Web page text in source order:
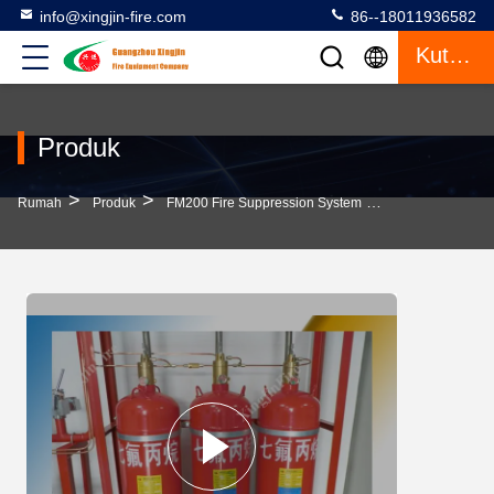
info@xingjin-fire.com 86--18011936582
Kutipan
Produk
Rumah > Produk > FM200 Fire Suppression System >